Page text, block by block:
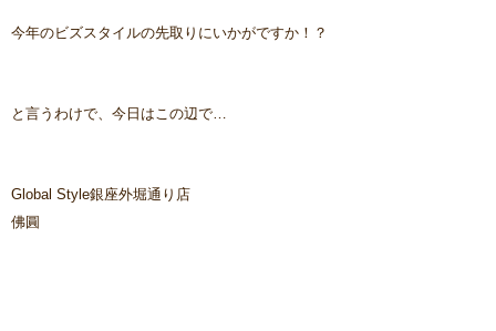
今年のビズスタイルの先取りにいかがですか！？
と言うわけで、今日はこの辺で…
Global Style銀座外堀通り店
佛圓